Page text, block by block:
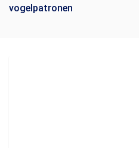
vogelpatronen